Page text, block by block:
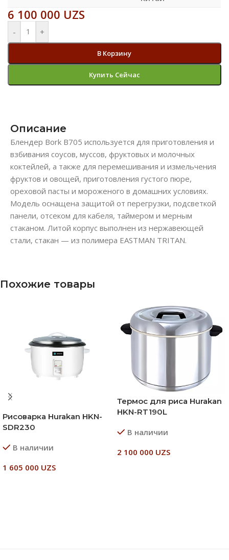
6 100 000 UZS
- +
В Корзину
Купить Сейчас
Описание
Блендер Bork B705 используется для приготовления и
взбивания соусов, муссов, фруктовых и молочных
коктейлей, а также для перемешивания и измельчения
фруктов и овощей, приготовления густого пюре,
ореховой пасты и мороженого в домашних условиях.
Модель оснащена защитой от перегрузки, подсветкой
панели, отсеком для кабеля, таймером и мерным
стаканом. Литой корпус выполнен из нержавеющей
стали, стакан — из полимера EASTMAN TRITAN.
Похожие товары
Рисоварка Hurakan HKN-
SDR230
В наличии
1 605 000 UZS
Термос для риса Hurakan
HKN-RT190L
В наличии
2 100 000 UZS